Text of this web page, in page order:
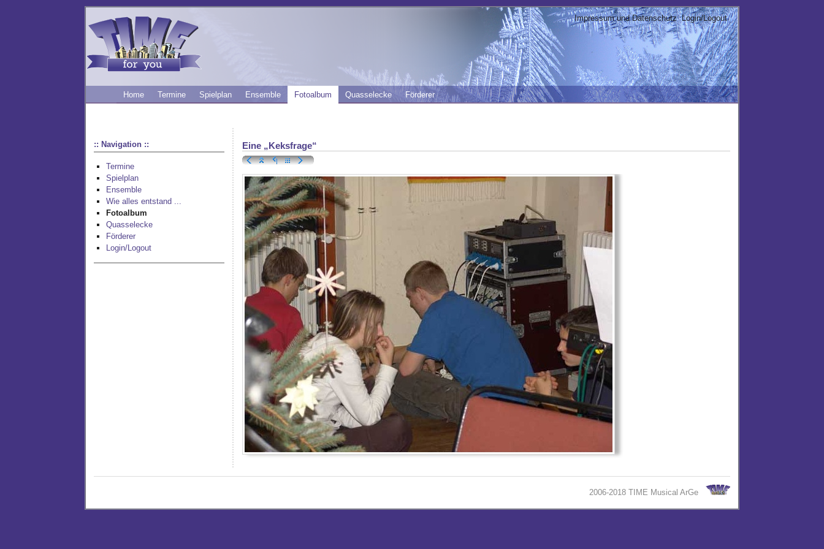
Impressum und Datenschutz Login/Logout
Home Termine Spielplan Ensemble Fotoalbum Quasselecke Förderer
:: Navigation ::
Termine
Spielplan
Ensemble
Wie alles entstand ...
Fotoalbum
Quasselecke
Förderer
Login/Logout
Eine „Keksfrage“
2006-2018 TIME Musical ArGe